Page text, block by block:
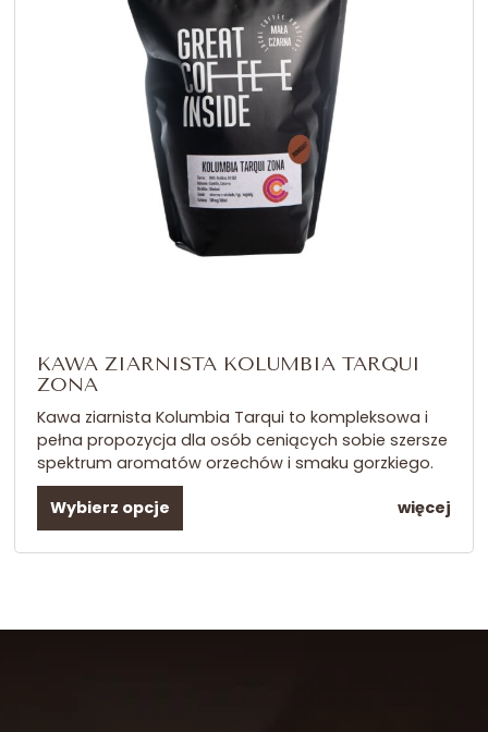
KAWA ZIARNISTA KOLUMBIA TARQUI
ZONA
Kawa ziarnista Kolumbia Tarqui to kompleksowa i
pełna propozycja dla osób ceniących sobie szersze
spektrum aromatów orzechów i smaku gorzkiego.
Wybierz opcje więcej